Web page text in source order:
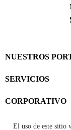
NUESTROS
SERVICIOS
CORPORATIVO
El uso de este sitio